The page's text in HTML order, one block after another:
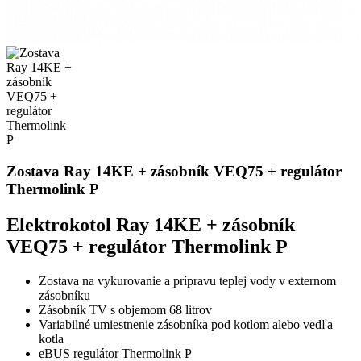
Zostava Ray 14KE + zásobník VEQ75 + regulátor
Thermolink P
Elektrokotol Ray 14KE + zásobník
VEQ75 + regulátor Thermolink P
Zostava na vykurovanie a prípravu teplej vody v externom
zásobníku
Zásobník TV s objemom 68 litrov
Variabilné umiestnenie zásobníka pod kotlom alebo vedľa
kotla
eBUS regulátor Thermolink P